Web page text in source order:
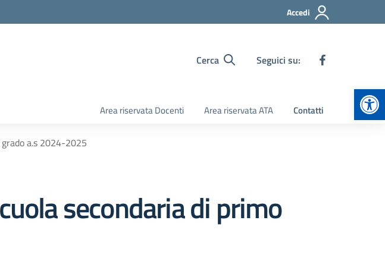
Accedi
Cerca Seguici su:
Area riservata Docenti Area riservata ATA Contatti
a.s 2024-2025
secondaria di primo